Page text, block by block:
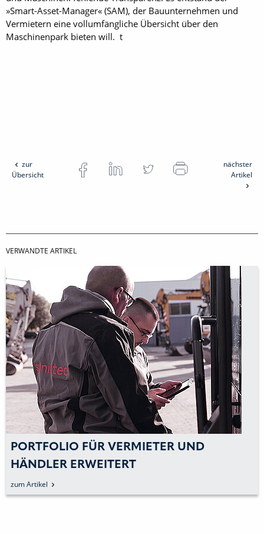
»Smart-Asset-Manager« (SAM), der Bauunternehmen und
Vermietern eine vollumfängliche Übersicht über den
Maschinenpark bieten will. t
zur
Übersicht
nächster
Artikel
VERWANDTE ARTIKEL
PORTFOLIO FÜR VERMIETER UND
HÄNDLER ERWEITERT
zum Artikel